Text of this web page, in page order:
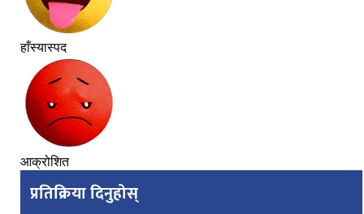
हाँस्यास्पद
आक्रोशित
प्रतिक्रिया दिनुहोस्